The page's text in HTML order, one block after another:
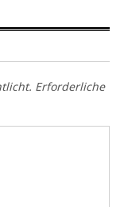
Erforderliche